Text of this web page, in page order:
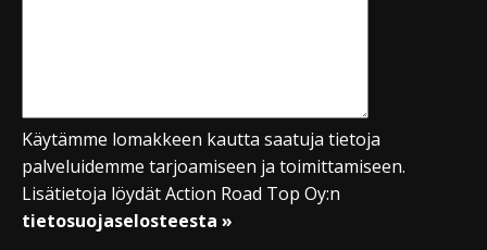
Käytämme lomakkeen kautta saatuja tietoja
palveluidemme tarjoamiseen ja toimittamiseen.
Lisätietoja löydät Action Road Top Oy:n
tietosuojaselosteesta »